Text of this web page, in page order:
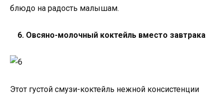
блюдо на радость малышам.
6. Овсяно-молочный коктейль вместо завтрака
Этот густой смузи-коктейль нежной консистенции